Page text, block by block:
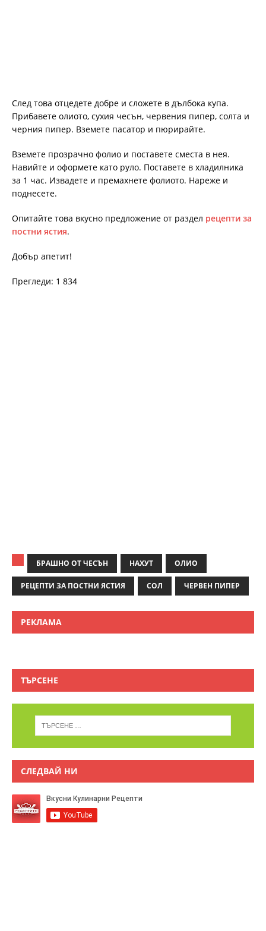
След това отцедете добре и сложете в дълбока купа.
Прибавете олиото, сухия чесън, червения пипер, солта и
черния пипер. Вземете пасатор и пюрирайте.
Вземете прозрачно фолио и поставете сместа в нея.
Навийте и оформете като руло. Поставете в хладилника
за 1 час. Извадете и премахнете фолиото. Нареже и
поднесете.
Опитайте това вкусно предложение от раздел рецепти за
постни ястия.
Добър апетит!
Прегледи: 1 834
БРАШНО ОТ ЧЕСЪН НАХУТ ОЛИО
РЕЦЕПТИ ЗА ПОСТНИ ЯСТИЯ СОЛ ЧЕРВЕН ПИПЕР
РЕКЛАМА
ТЪРСЕНЕ
СЛЕДВАЙ НИ